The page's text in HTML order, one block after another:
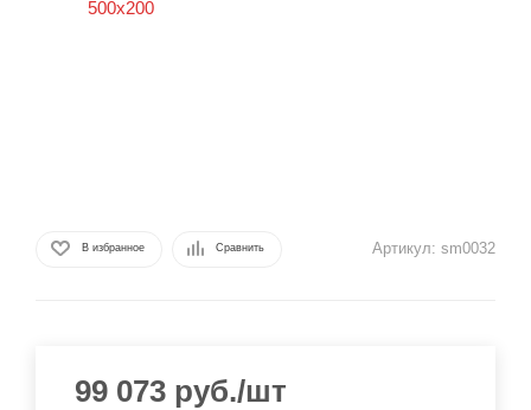
В избранное Сравнить Артикул: sm0032
99 073 руб./шт